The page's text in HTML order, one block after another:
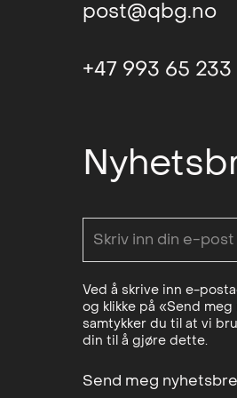
post@qbg.no
+47 993 65 233
Ved å skrive inn e-
og klikke på «Send
samtykker du til at vi
din til å gjøre dette.
Send meg